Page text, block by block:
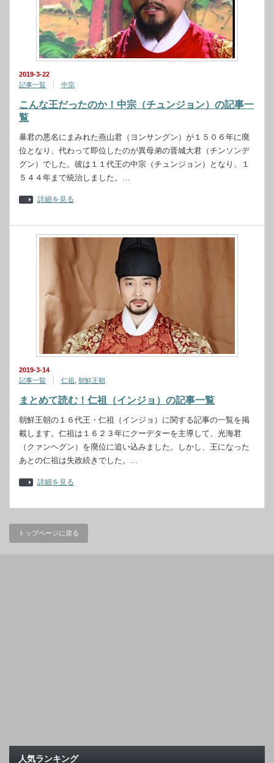
2019-3-22
記事一覧
中宗
こんな王だったのか！中宗（チュンジョン）の記事一
覧
暴君の悪名にまみれた燕山君（ヨンサングン）が１５０６年に廃
位となり、代わって即位したのが異母弟の晋城大君（チンソンデ
グン）でした。彼は１１代王の中宗（チュンジョン）となり、１
５４４年まで統治しました。…
詳細を見る
2019-3-14
記事一覧
仁祖 朝鮮王朝
まとめて読む！仁祖（インジョ）の記事一覧
朝鮮王朝の１６代王・仁祖（インジョ）に関する記事の一覧を掲
載します。仁祖は１６２３年にクーデターを主導して、光海君
（クァンヘグン）を廃位に追い込みました。しかし、王になった
あとの仁祖は失政続きでした。…
詳細を見る
トップページに戻る
人気ランキング